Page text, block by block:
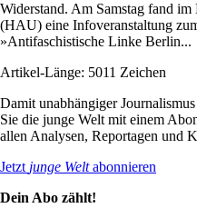
Widerstand. Am Samstag fand
(HAU) eine Infoveranstaltung
»Antifaschistische Linke Berlin...
Artikel-Länge: 5011 Zeichen
Damit unabhängiger
Sie die junge Welt mit einem
allen Analysen, Reportagen und
Jetzt junge Weltabonnieren
Dein Abo zählt!